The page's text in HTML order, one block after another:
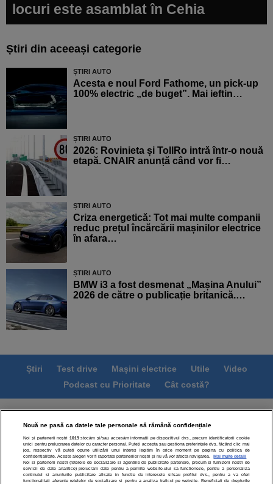
locuri este asamblat în Cehia
Știri din aceeași categorie
ȘTIRI AUTO
Acesta e noul Ford Fathome, un pick-up
100% electric „de buget”. Mai ieftin…
ȘTIRI AUTO
2026: Rovinieta și TollRo intră într-o nouă
etapă. CNAIR anunță când vor fi…
ȘTIRI AUTO
Criza energetică: Tot mai multe companii
reduc prețul încărcării mașinilor electrice
în afara…
ȘTIRI AUTO
BMW i3 a fost desmenat „Mașina Anului”
2026 de către o publicație britanică.…
Știri Test drive Mașini electrice Utile
Video
Podcast cu Prioritate
Cât costă?
Termeni si conditii
Politica de confidentialitate
Politica de cookies
Echipa editorială
Contact
Modifică Setările
Nouă ne pasă ca datele tale personale să rămână confidențiale
Noi și partenerii noștri 1019stocăm și/sau accesăm informații pe dispozitivul dvs., precum identificatorii cookie
unici pentru prelucrarea datelor cu caracter personal. Puteți accepta sau gestiona preferințele dvs. făcând clic mai
jos, respectiv vă puteți opune utilizării unui interes legitim în orice moment pe pagina cu politica de
confidențialitate. Aceste alegeri vor fi raportate partenerilor noștri și nu vă vor afecta navigarea.
Mai multe detalii
Noi si partenerii nostri (retelele de socializare si agentiile de publicitate partenere, precum si furnizorii nostri de
servicii de date analitice) prelucram date pentru a permite website-ului sa functioneze, pentru a personaliza
continutul si anunturile publicitare afisate in functie de interesele si/sau profilul dvs., pentru a va oferi
functionalitati aferente retelelor de socializare si pentru a analiza traficul pe website. Beneficiati de drepturile